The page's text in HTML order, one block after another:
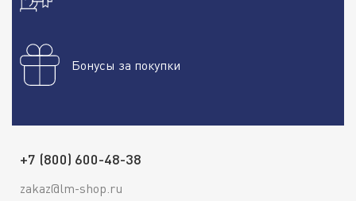
Бонусы за покупки
+7 (800) 600-48-38
zakaz@lm-shop.ru